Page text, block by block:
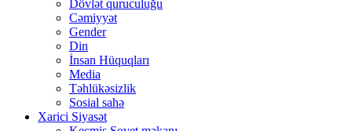
Dövlət quruculuğu
Cəmiyyət
Gender
Din
İnsan Hüquqları
Media
Təhlükəsizlik
Sosial sahə
Xarici Siyasət